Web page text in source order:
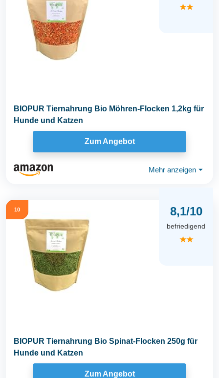
★★
BIOPUR Tiernahrung Bio Möhren-Flocken 1,2kg für
Hunde und Katzen
Zum Angebot
Mehr anzeigen ⏷
10 8,1/10
befriedigend
★★
BIOPUR Tiernahrung Bio Spinat-Flocken 250g für
Hunde und Katzen
Zum Angebot